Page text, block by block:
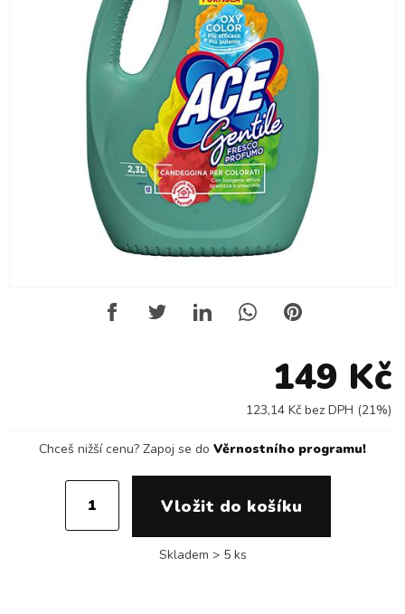
149 Kč
123,14 Kč bez DPH (21%)
Chceš nižší cenu? Zapoj se do Věrnostního programu!
Skladem > 5 ks